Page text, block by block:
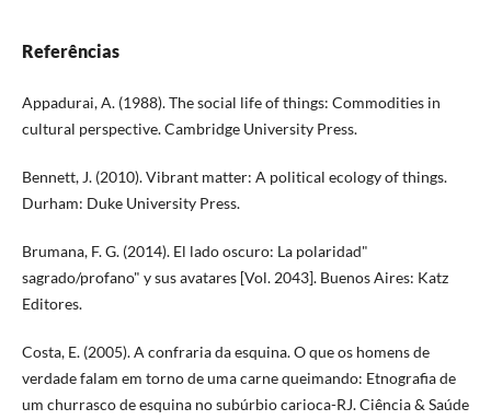
Referências
Appadurai, A. (1988). The social life of things: Commodities in
cultural perspective. Cambridge University Press.
Bennett, J. (2010). Vibrant matter: A political ecology of things.
Durham: Duke University Press.
Brumana, F. G. (2014). El lado oscuro: La polaridad"
sagrado/profano" y sus avatares [Vol. 2043]. Buenos Aires: Katz
Editores.
Costa, E. (2005). A confraria da esquina. O que os homens de
verdade falam em torno de uma carne queimando: Etnografia de
um churrasco de esquina no subúrbio carioca-RJ. Ciência & Saúde